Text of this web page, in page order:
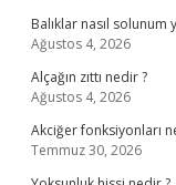
Balıklar nasıl solunum
Ağustos 4, 2026
Alçağın zıttı nedir ?
Ağustos 4, 2026
Akciğer fonksiyonları
Temmuz 30, 2026